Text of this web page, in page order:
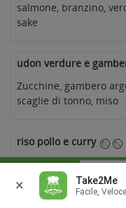
salmone, branzino,
sake
udon verdure e
Zucchine, gambero
scaglie di tonno, miso
riso pollo e curry
riso bianco, pollo alla
Consegna alle
× Take2Me
Facile,